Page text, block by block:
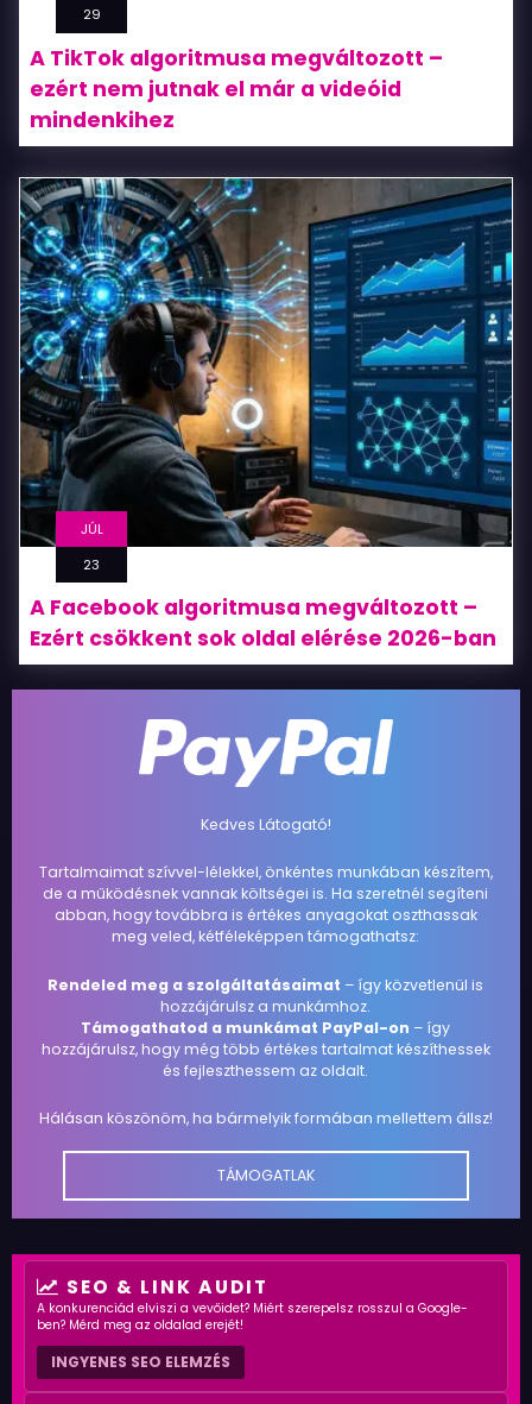
épít
valódi
közösséget
29
A TikTok algoritmusa megváltozott –
ezért nem jutnak el már a videóid
mindenkihez
JÚL
23
A Facebook algoritmusa megváltozott –
Ezért csökkent sok oldal elérése 2026-ban
Kedves Látogató!
Tartalmaimat szívvel-lélekkel, önkéntes munkában készítem,
de a működésnek vannak költségei is. Ha szeretnél segíteni
abban, hogy továbbra is értékes anyagokat oszthassak
meg veled, kétféleképpen támogathatsz:
Rendeled meg a szolgáltatásaimat – így közvetlenül is
hozzájárulsz a munkámhoz.
Támogathatod a munkámat PayPal-on – így
hozzájárulsz, hogy még több értékes tartalmat készíthessek
és fejleszthessem az oldalt.
Hálásan köszönöm, ha bármelyik formában mellettem állsz!
TÁMOGATLAK
SEO & LINK AUDIT
A konkurenciád elviszi a vevőidet? Miért szerepelsz rosszul a Google-
ben? Mérd meg az oldalad erejét!
INGYENES SEO ELEMZÉS